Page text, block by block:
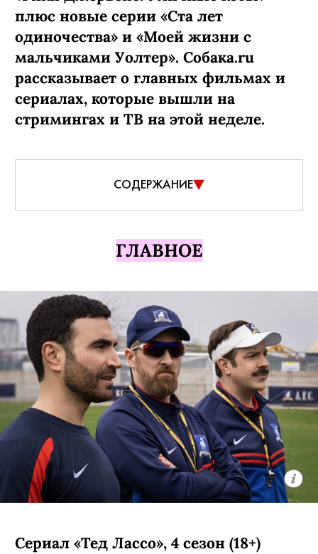
плюс новые серии «Ста лет
одиночества» и «Моей жизни с
мальчиками Уолтер». Собака.ru
рассказывает о главных фильмах и
сериалах, которые вышли на
стримингах и ТВ на этой неделе.
СОДЕРЖАНИЕ
ГЛАВНОЕ
Сериал «Тед Лассо», 4 сезон (18+)